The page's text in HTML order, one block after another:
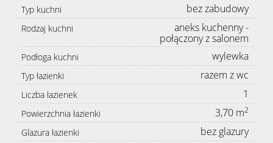
Typ kuchni bez zabudowy
Rodzaj kuchni
aneks kuchenny -
połączony z salonem
Podłoga kuchni wylewka
Typ łazienki razem z wc
Liczba łazienek 1
Powierzchnia łazienki 3,70 m2
Glazura łazienki bez glazury